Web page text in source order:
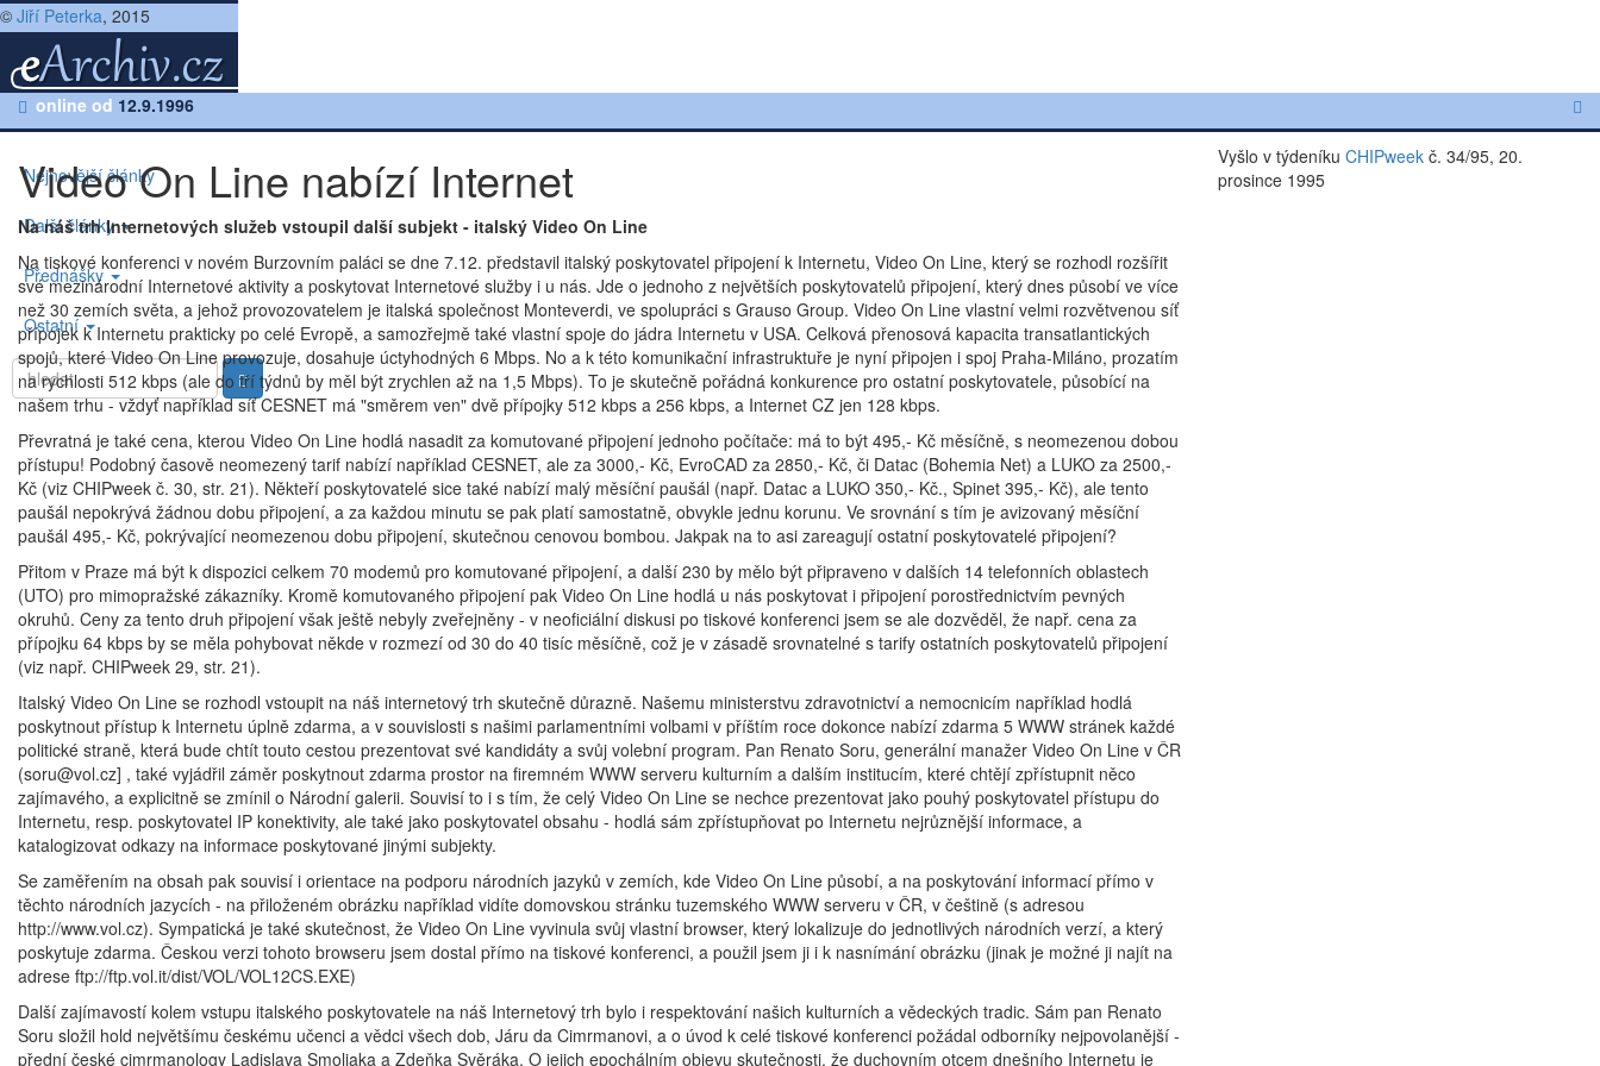
© Jiří Peterka, 2015
online od 12.9.1996
Nejnovější články
Další články
Přednášky
Ostatní
|Články z roku 1995|
Video On Line nabízí Internet
Na náš trh Internetových služeb vstoupil další subjekt - italský Video On Line
Na tiskové konferenci v novém Burzovním paláci se dne 7.12. představil italský poskytovatel připojení k Internetu, Video On Line, který se rozhodl rozšířit
své mezinárodní Internetové aktivity a poskytovat Internetové služby i u nás. Jde o jednoho z největších poskytovatelů připojení, který dnes působí ve více
než 30 zemích světa, a jehož provozovatelem je italská společnost Monteverdi, ve spolupráci s Grauso Group. Video On Line vlastní velmi rozvětvenou síť
přípojek k Internetu prakticky po celé Evropě, a samozřejmě také vlastní spoje do jádra Internetu v USA. Celková přenosová kapacita transatlantických
spojů, které Video On Line provozuje, dosahuje úctyhodných 6 Mbps. No a k této komunikační infrastruktuře je nyní připojen i spoj Praha-Miláno, prozatím
na rychlosti 512 kbps (ale do tří týdnů by měl být zrychlen až na 1,5 Mbps). To je skutečně pořádná konkurence pro ostatní poskytovatele, působící na
našem trhu - vždyť například síť CESNET má "směrem ven" dvě přípojky 512 kbps a 256 kbps, a Internet CZ jen 128 kbps.
Převratná je také cena, kterou Video On Line hodlá nasadit za komutované připojení jednoho počítače: má to být 495,- Kč měsíčně, s neomezenou dobou
přístupu! Podobný časově neomezený tarif nabízí například CESNET, ale za 3000,- Kč, EvroCAD za 2850,- Kč, či Datac (Bohemia Net) a LUKO za 2500,-
Kč (viz CHIPweek č. 30, str. 21). Někteří poskytovatelé sice také nabízí malý měsíční paušál (např. Datac a LUKO 350,- Kč., Spinet 395,- Kč), ale tento
paušál nepokrývá žádnou dobu připojení, a za každou minutu se pak platí samostatně, obvykle jednu korunu. Ve srovnání s tím je avizovaný měsíční
paušál 495,- Kč, pokrývající neomezenou dobu připojení, skutečnou cenovou bombou. Jakpak na to asi zareagují ostatní poskytovatelé připojení?
Přitom v Praze má být k dispozici celkem 70 modemů pro komutované připojení, a další 230 by mělo být připraveno v dalších 14 telefonních oblastech
(UTO) pro mimopražské zákazníky. Kromě komutovaného připojení pak Video On Line hodlá u nás poskytovat i připojení porostřednictvím pevných
okruhů. Ceny za tento druh připojení však ještě nebyly zveřejněny - v neoficiální diskusi po tiskové konferenci jsem se ale dozvěděl, že např. cena za
přípojku 64 kbps by se měla pohybovat někde v rozmezí od 30 do 40 tisíc měsíčně, což je v zásadě srovnatelné s tarify ostatních poskytovatelů připojení
(viz např. CHIPweek 29, str. 21).
Italský Video On Line se rozhodl vstoupit na náš internetový trh skutečně důrazně. Našemu ministerstvu zdravotnictví a nemocnicím například hodlá
poskytnout přístup k Internetu úplně zdarma, a v souvislosti s našimi parlamentními volbami v příštím roce dokonce nabízí zdarma 5 WWW stránek každé
politické straně, která bude chtít touto cestou prezentovat své kandidáty a svůj volební program. Pan Renato Soru, generální manažer Video On Line v ČR
(soru@vol.cz] , také vyjádřil záměr poskytnout zdarma prostor na firemném WWW serveru kulturním a dalším institucím, které chtějí zpřístupnit něco
zajímavého, a explicitně se zmínil o Národní galerii. Souvisí to i s tím, že celý Video On Line se nechce prezentovat jako pouhý poskytovatel přístupu do
Internetu, resp. poskytovatel IP konektivity, ale také jako poskytovatel obsahu - hodlá sám zpřístupňovat po Internetu nejrůznější informace, a
katalogizovat odkazy na informace poskytované jinými subjekty.
Se zaměřením na obsah pak souvisí i orientace na podporu národních jazyků v zemích, kde Video On Line působí, a na poskytování informací přímo v
těchto národních jazycích - na přiloženém obrázku například vidíte domovskou stránku tuzemského WWW serveru v ČR, v češtině (s adresou
http://www.vol.cz). Sympatická je také skutečnost, že Video On Line vyvinula svůj vlastní browser, který lokalizuje do jednotlivých národních verzí, a který
poskytuje zdarma. Českou verzi tohoto browseru jsem dostal přímo na tiskové konferenci, a použil jsem ji i k nasnímání obrázku (jinak je možné ji najít na
adrese ftp://ftp.vol.it/dist/VOL/VOL12CS.EXE)
Další zajímavostí kolem vstupu italského poskytovatele na náš Internetový trh bylo i respektování našich kulturních a vědeckých tradic. Sám pan Renato
Soru složil hold největšímu českému učenci a vědci všech dob, Járu da Cimrmanovi, a o úvod k celé tiskové konferenci požádal odborníky nejpovolanější -
přední české cimrmanology Ladislava Smoljaka a Zdeňka Svěráka. O jejich epochálním objevu skutečnosti, že duchovním otcem dnešního Internetu je
Vyšlo v týdeníku CHIPweek č. 34/95, 20.
prosince 1995